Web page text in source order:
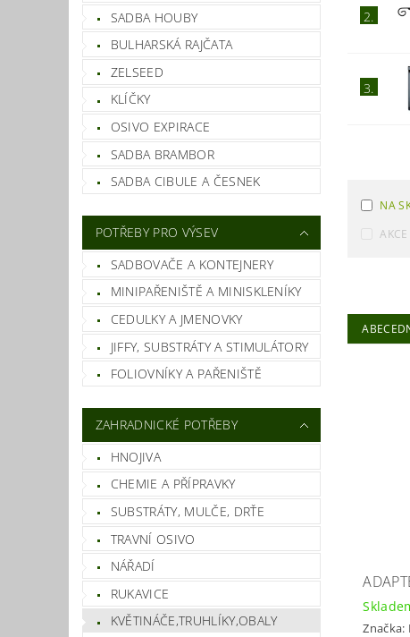
SADBA HOUBY
BULHARSKÁ RAJČATA
ZELSEED
KLÍČKY
OSIVO EXPIRACE
SADBA BRAMBOR
SADBA CIBULE A ČESNEK
POTŘEBY PRO VÝSEV
SADBOVAČE A KONTEJNERY
MINIPAŘENIŠTĚ A MINISKLENÍKY
CEDULKY A JMENOVKY
JIFFY, SUBSTRÁTY A STIMULÁTORY
FOLIOVNÍKY A PAŘENIŠTĚ
ZAHRADNICKÉ POTŘEBY
HNOJIVA
CHEMIE A PŘÍPRAVKY
SUBSTRÁTY, MULČE, DRŤE
TRAVNÍ OSIVO
NÁŘADÍ
RUKAVICE
KVĚTINÁČE,TRUHLÍKY,OBALY
2.
3.
NA
AKCE
Značka: